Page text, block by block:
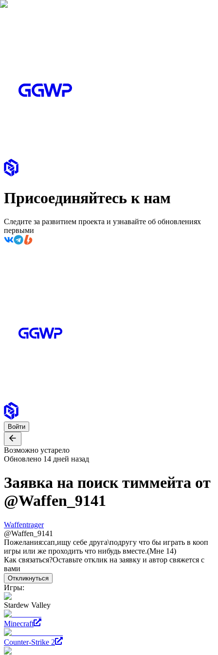
Присоединяйтесь к нам
Следите за развитием проекта и узнавайте об обновлениях
первыми
Войти
Возможно устарело
Обновлено 14 дней назад
Заявка на поиск тиммейта от
@Waffen_9141
Waffentrager
@Waffen_9141
Пожелания:сап,ищу себе друга\подругу что бы играть в кооп
игры или же проходить что нибудь вместе.(Мне 14)
Как связаться?Оставьте отклик на заявку и автор свяжется с
вами
Откликнуться
Игры:
Stardew Valley
Minecraft
Counter-Strike 2